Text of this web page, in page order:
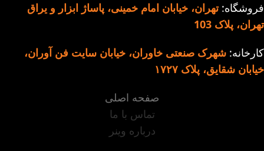
مقطعی (40٪)
ویژگی های نسل جدید
دستگاه جوش 200
آمپر مدل 2011:
فروشگاه: تهران، خیابان امام خمینی، پاساژ ابزار و یراق
تهران، پلاک 103
کارخانه: شهرک صنعتی خاوران، خیابان سایت فن آوران،
خیابان شقایق، پلاک ۱۷۲۷
صفحه اصلی
تماس با ما
درباره وینر